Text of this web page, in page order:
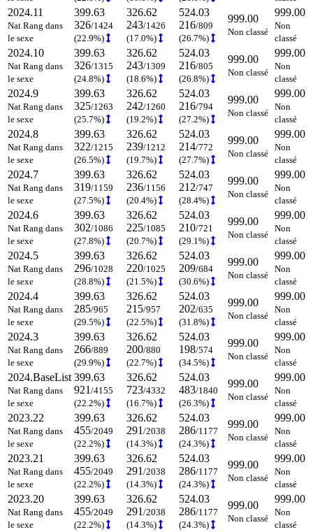
2024.11
Nat Rang dans
le sexe
399.63
326/1424
(22.9%)
326.62
243/1426
(17.0%)
524.03
216/809
(26.7%)
999.00
Non classé
999.00
Non
classé
2024.10
Nat Rang dans
le sexe
399.63
326/1315
(24.8%)
326.62
243/1309
(18.6%)
524.03
216/805
(26.8%)
999.00
Non classé
999.00
Non
classé
2024.9
Nat Rang dans
le sexe
399.63
325/1263
(25.7%)
326.62
242/1260
(19.2%)
524.03
216/794
(27.2%)
999.00
Non classé
999.00
Non
classé
2024.8
Nat Rang dans
le sexe
399.63
322/1215
(26.5%)
326.62
239/1212
(19.7%)
524.03
214/772
(27.7%)
999.00
Non classé
999.00
Non
classé
2024.7
Nat Rang dans
le sexe
399.63
319/1159
(27.5%)
326.62
236/1156
(20.4%)
524.03
212/747
(28.4%)
999.00
Non classé
999.00
Non
classé
2024.6
Nat Rang dans
le sexe
399.63
302/1086
(27.8%)
326.62
225/1085
(20.7%)
524.03
210/721
(29.1%)
999.00
Non classé
999.00
Non
classé
2024.5
Nat Rang dans
le sexe
399.63
296/1028
(28.8%)
326.62
220/1025
(21.5%)
524.03
209/684
(30.6%)
999.00
Non classé
999.00
Non
classé
2024.4
Nat Rang dans
le sexe
399.63
285/965
(29.5%)
326.62
215/957
(22.5%)
524.03
202/635
(31.8%)
999.00
Non classé
999.00
Non
classé
2024.3
Nat Rang dans
le sexe
399.63
266/889
(29.9%)
326.62
200/880
(22.7%)
524.03
198/574
(34.5%)
999.00
Non classé
999.00
Non
classé
2024.BaseList
Nat Rang dans
le sexe
399.63
921 /4155
(22.2%)
326.62
723/4332
(16.7%)
524.03
483/1840
(26.3%)
999.00
Non classé
999.00
Non
classé
2023.22
Nat Rang dans
le sexe
399.63
455/2049
(22.2%)
326.62
291 /2038
(14.3%)
524.03
286/1177
(24.3%)
999.00
Non classé
999.00
Non
classé
2023.21
Nat Rang dans
le sexe
399.63
455/2049
(22.2%)
326.62
291 /2038
(14.3%)
524.03
286/1177
(24.3%)
999.00
Non classé
999.00
Non
classé
2023.20
Nat Rang dans
le sexe
399.63
455/2049
(22.2%)
326.62
291 /2038
(14.3%)
524.03
286/1177
(24.3%)
999.00
Non classé
999.00
Non
classé